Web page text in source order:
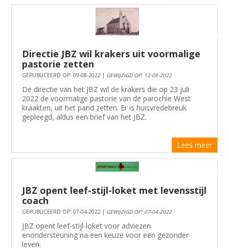
Directie JBZ wil krakers uit voormalige
pastorie zetten
GEPUBLICEERD OP: 09-08-2022 | GEWIJZIGD OP: 12-08-2022
De directie van het JBZ wil de krakers die op 23 juli
2022 de voormalige pastorie van de parochie West
kraakten, uit het pand zetten. Er is huisvredebreuk
gepleegd, aldus een brief van het JBZ.
Lees meer
JBZ opent leef-stijl-loket met levensstijl
coach
GEPUBLICEERD OP: 07-04-2022 | GEWIJZIGD OP: 07-04-2022
JBZ opent leef-stijl-loket voor adviezen
enondersteuning na een keuze voor een gezonder
leven.